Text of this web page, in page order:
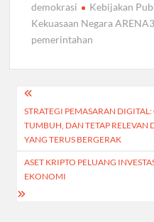
demokrasi Kebijakan
Kekuasaan Negara
pemerintahan
Post
navigation
STRATEGI PEMASARAN
TUMBUH, DAN TETAP
YANG TERUS BERGERAK
ASET KRIPTO PELUANG
EKONOMI